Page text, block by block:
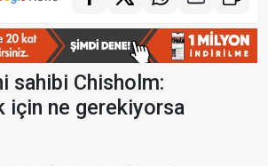
sahibi Chisholm:
için ne gerekiyorsa